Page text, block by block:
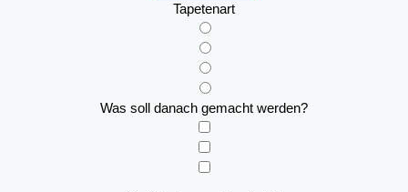
Tapetenart
Was soll danach gemacht werden?